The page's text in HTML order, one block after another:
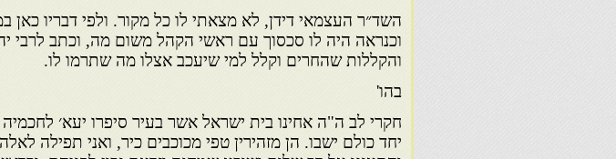
השד״ר העצמאי דידן, לא מצאתי לו כל מקור. ולפי דבריו כאן
וכנראה היה לו סכסוך עם ראשי הקהל משום מה, וכתב לרבי
והקללות שהחרים וקלל למי שיעכב אצלו מה שתרמו לו.
בהו'
חקרי לב ה"ה אחינו בית ישראל אשר בעיר סיפרו יעא׳ לחכמיה
יחד כולם ישבו. הן מזהירין טפי מכוכבים כיר, ואני תפילה